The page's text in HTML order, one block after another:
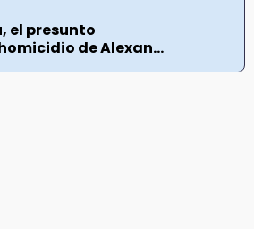
el presunto
de Alexan...